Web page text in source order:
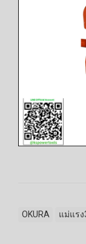
OKURA แม่แร